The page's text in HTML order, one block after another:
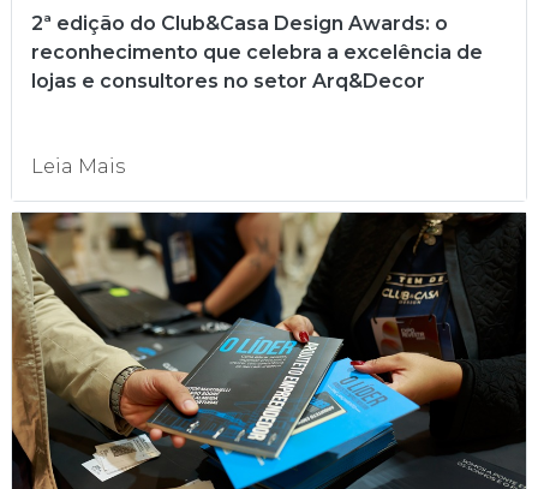
2ª edição do Club&Casa Design Awards: o
reconhecimento que celebra a excelência de
lojas e consultores no setor Arq&Decor
Leia Mais